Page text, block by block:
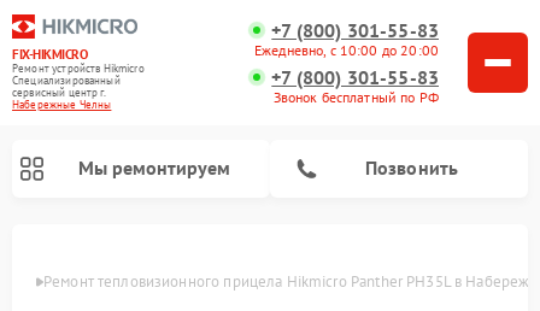
FIX-HIKMICRO
Ремонт устройств Hikmicro
Специализированный
cервисный центр г.
Набережные Челны
+7 (800) 301-55-83
Ежедневно, с 10:00 до 20:00
+7 (800) 301-55-83
Звонок бесплатный по РФ
Мы ремонтируем Позвонить
Ремонт тепловизионного прицела Hikmicro Panther PH35L в